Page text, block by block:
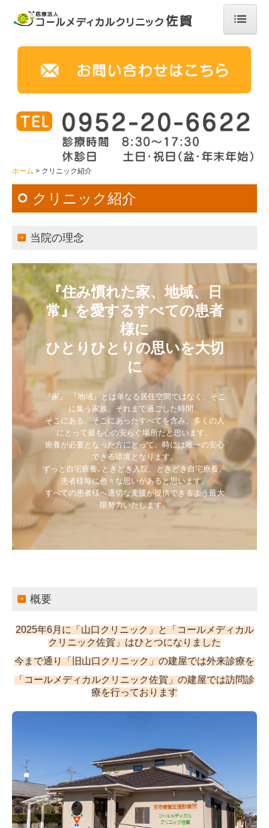
ホーム
クリニック紹介
訪問診療
診療費用のご案内
ACPについて
施設基準・掲示事項
外来・自費診療について
ホーム クリニック紹介
クリニック紹介
当院の理念
『住み慣れた家、地域、日
常』を愛するすべての患者
様に
ひとりひとりの思いを大切
に
『家』 『地域』とは単なる居住空間ではなく、そこ
に集う家族、それまで過ごした時間、
そこにある、そこにあったすべてを含み、多くの人
にとって最も心の安らぐ場所だと思います。
療養が必要となった方にとって、時には唯一の安心
できる環境となります。
ずっと自宅療養､ときどき入院、ときどき自宅療養、
患者様毎に色々な思いがあると思います。
すべての患者様へ適切な支援が提供できるよう最大
限努力いたします。
概要
2025年6月に「山口クリニック」と「コールメディカル
クリニック佐賀」はひとつになりました
今まで通り「旧山口クリニック」の建屋では外来診療を
「コールメディカルクリニック佐賀」の建屋では訪問診
療を行っております